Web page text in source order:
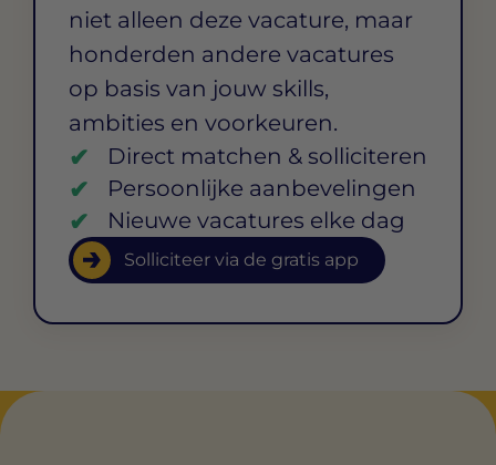
niet alleen deze vacature, maar
honderden andere vacatures
op basis van jouw skills,
ambities en voorkeuren.
Direct matchen & solliciteren
Persoonlijke aanbevelingen
Nieuwe vacatures elke dag
Solliciteer via de gratis app